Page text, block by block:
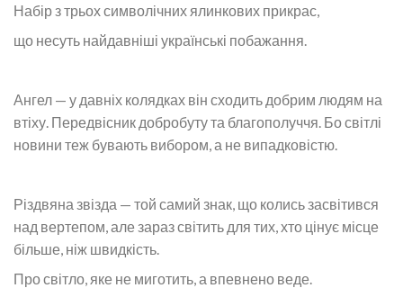
Набір з трьох символічних ялинкових прикрас,
що несуть найдавніші українські побажання.
Ангел — у давніх колядках він сходить добрим людям на
втіху. Передвісник добробуту та благополуччя. Бо світлі
новини теж бувають вибором, а не випадковістю.
Різдвяна звізда — той самий знак, що колись засвітився
над вертепом, але зараз світить для тих, хто цінує місце
більше, ніж швидкість.
Про світло, яке не миготить, а впевнено веде.